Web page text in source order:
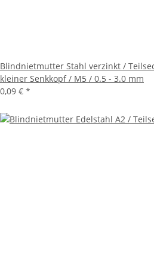
Blindnietmutter Stahl verzinkt /
kleiner Senkkopf / M5 / 0.5 - 3.0 mm
0,09 € *